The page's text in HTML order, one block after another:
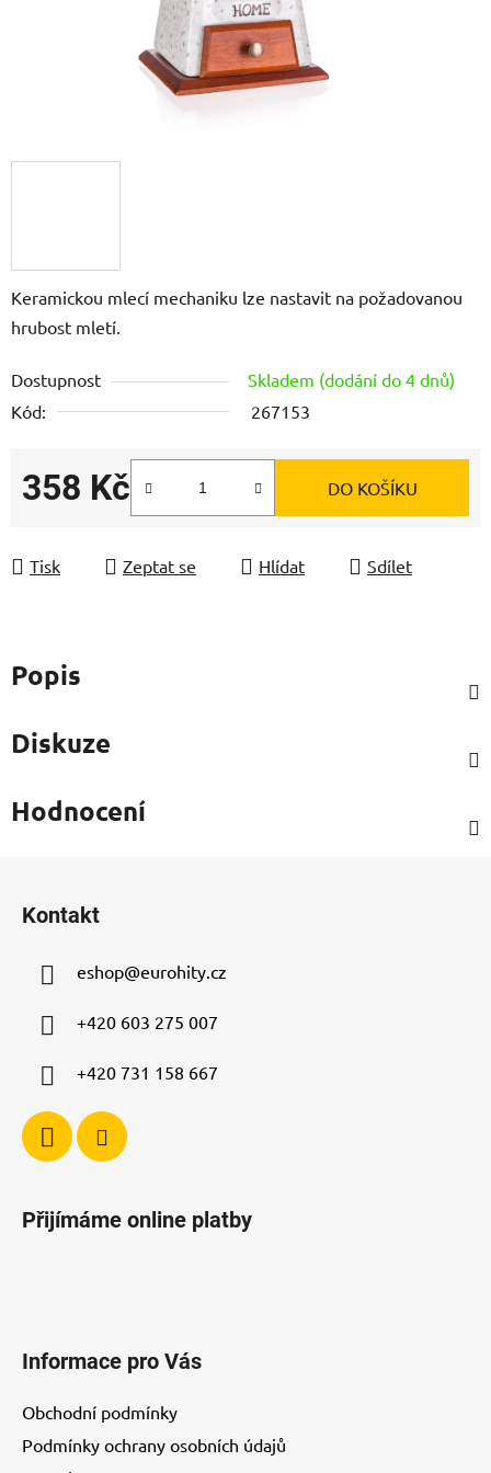
Keramickou mlecí mechaniku lze nastavit na požadovanou
hrubost mletí.
Dostupnost
Skladem (dodání do 4 dnů)
Kód:
267153
358 Kč DO KOŠÍKU
Tisk Zeptat se Hlídat Sdílet
Popis
Diskuze
Hodnocení
Kontakt
eshop@eurohity.cz
+420 603 275 007
+420 731 158 667
Přijímáme online platby
Informace pro Vás
Obchodní podmínky
Podmínky ochrany osobních údajů